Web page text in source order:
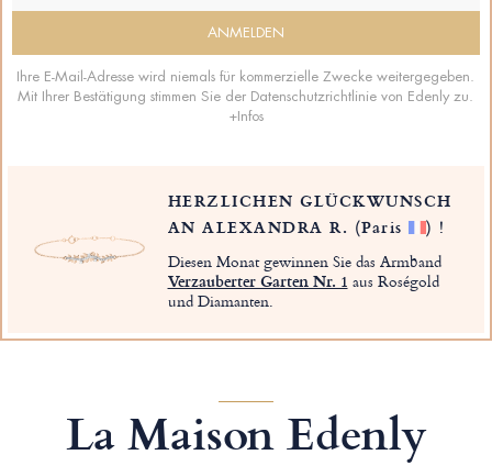
Ihre E-Mail-Adresse wird niemals für kommerzielle Zwecke weitergegeben.
Mit Ihrer Bestätigung stimmen Sie der Datenschutzrichtlinie von Edenly zu.
+Infos
HERZLICHEN GLÜCKWUNSCH
AN ALEXANDRA R. (Paris ) !
Diesen Monat gewinnen Sie das Armband
Verzauberter Garten Nr. 1 aus Roségold
und Diamanten.
La Maison Edenly